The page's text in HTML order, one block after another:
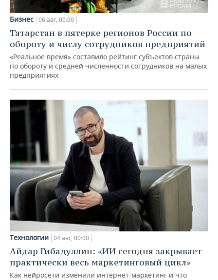
Бизнес 06 авг, 00:00
Татарстан в пятерке регионов России по
обороту и числу сотрудников предприятий
«Реальное время» составило рейтинг субъектов страны
по обороту и средней численности сотрудников на малых
предприятиях
Технологии 04 авг, 00:00
Айдар Гибадуллин: «ИИ сегодня закрывает
практически весь маркетинговый цикл»
Как нейросети изменили интернет-маркетинг и что